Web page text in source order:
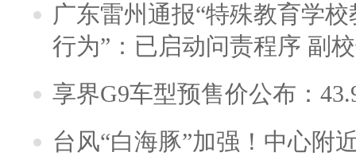
广东雷州通报“特殊教育学
行为”：已启动问责程序 副
享界G9车型预售价公布：
台风“白海豚”加强！中心附